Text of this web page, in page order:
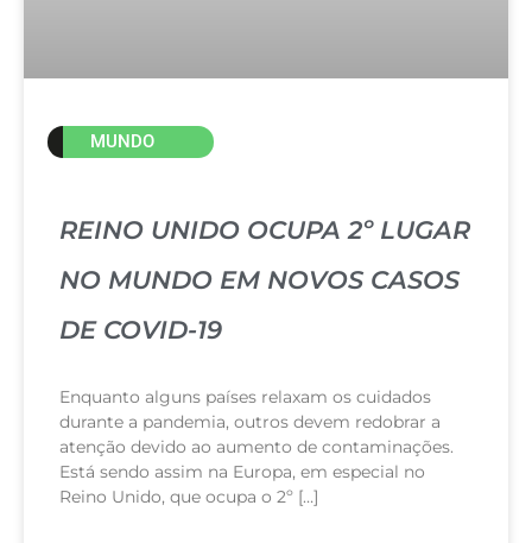
MUNDO
REINO UNIDO OCUPA 2º LUGAR
NO MUNDO EM NOVOS CASOS
DE COVID-19
Enquanto alguns países relaxam os cuidados
durante a pandemia, outros devem redobrar a
atenção devido ao aumento de contaminações.
Está sendo assim na Europa, em especial no
Reino Unido, que ocupa o 2º […]